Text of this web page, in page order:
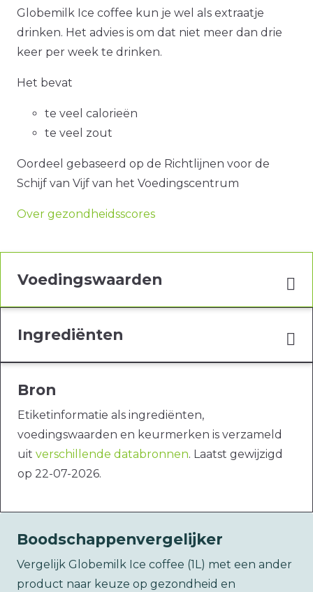
Globemilk Ice coffee kun je wel als extraatje
drinken. Het advies is om dat niet meer dan drie
keer per week te drinken.
Het bevat
te veel calorieën
te veel zout
Oordeel gebaseerd op de Richtlijnen voor de
Schijf van Vijf van het Voedingscentrum
Over gezondheidsscores
Voedingswaarden
Ingrediënten
Bron
Etiketinformatie als ingrediënten,
voedingswaarden en keurmerken is verzameld
uit verschillende databronnen. Laatst gewijzigd
op 22-07-2026.
Boodschappenvergelijker
Vergelijk Globemilk Ice coffee (1L) met een ander
product naar keuze op gezondheid en